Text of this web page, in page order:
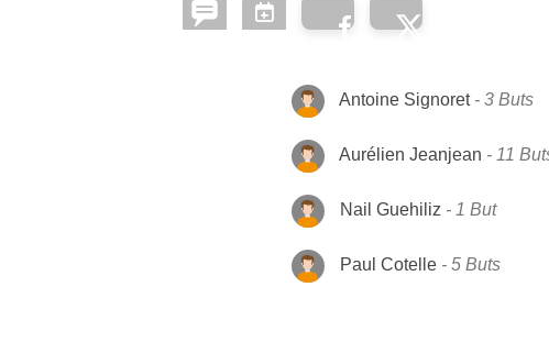
Antoine Signoret 3 Buts
Aurélien Jeanjean 11
Nail Guehiliz 1 But
Paul Cotelle 5 Buts